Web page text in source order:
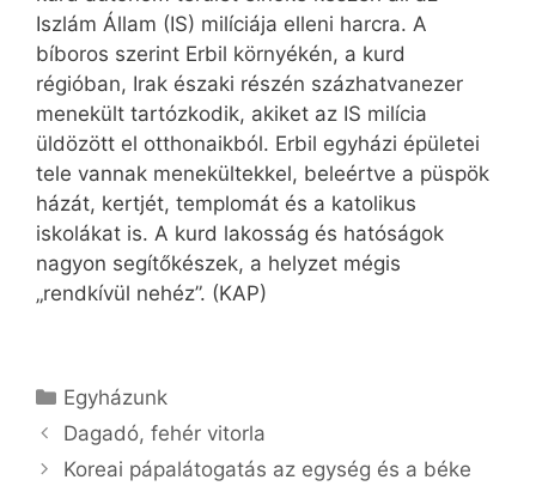
Iszlám Állam (IS) milíciája elleni harcra. A
bíboros szerint Erbil környékén, a kurd
régióban, Irak északi részén százhatvanezer
menekült tartózkodik, akiket az IS milícia
üldözött el otthonaikból. Erbil egyházi épületei
tele vannak menekültekkel, beleértve a püspök
házát, kertjét, templomát és a katolikus
iskolákat is. A kurd lakosság és hatóságok
nagyon segítőkészek, a helyzet mégis
„rendkívül nehéz”. (KAP)
Kategória
Egyházunk
Dagadó, fehér vitorla
Koreai pápalátogatás az egység és a béke